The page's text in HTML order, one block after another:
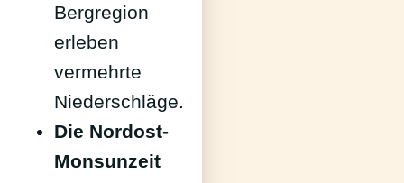
Bergregion
erleben
vermehrte
Niederschläge.
Die Nordost-
Monsunzeit